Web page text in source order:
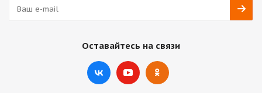
Оставайтесь на связи